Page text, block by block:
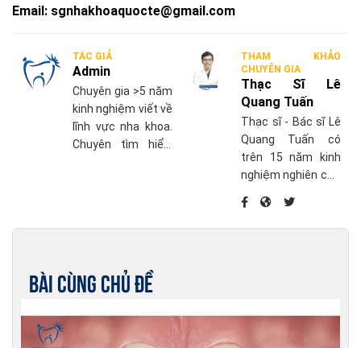
Email: sgnhakhoaquocte@gmail.com
TÁC GIẢ
Admin
Chuyên gia >5 năm
kinh nghiệm viết về
lĩnh vực nha khoa.
Chuyên tìm hiểu,
THAM KHẢO
CHUYÊN GIA
Thạc Sĩ Lê
Quang Tuấn
Thạc sĩ - Bác sĩ Lê
Quang Tuấn có
trên 15 năm kinh
nghiệm nghiên cứu
trị nha chu và điều
trị phục hồi khác
Implant.
Bài cùng chủ đề